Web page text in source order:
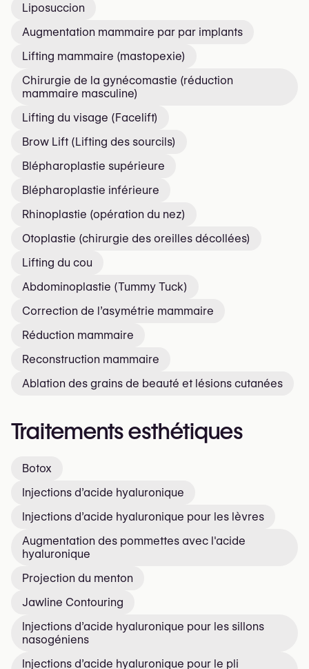
Liposuccion
Augmentation mammaire par par implants
Lifting mammaire (mastopexie)
Chirurgie de la gynécomastie (réduction
mammaire masculine)
Lifting du visage (Facelift)
Brow Lift (Lifting des sourcils)
Blépharoplastie supérieure
Blépharoplastie inférieure
Rhinoplastie (opération du nez)
Otoplastie (chirurgie des oreilles décollées)
Lifting du cou
Abdominoplastie (Tummy Tuck)
Correction de l’asymétrie mammaire
Réduction mammaire
Reconstruction mammaire
Ablation des grains de beauté et lésions cutanées
Traitements esthétiques
Botox
Injections d’acide hyaluronique
Injections d’acide hyaluronique pour les lèvres
Augmentation des pommettes avec l'acide
hyaluronique
Projection du menton
Jawline Contouring
Injections d’acide hyaluronique pour les sillons
nasogéniens
Injections d’acide hyaluronique pour le pli